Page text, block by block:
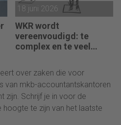
18 juni 2026
WKR wordt
vereenvoudigd: te
complex en te veel
over zaken die voor
van mkb-accountantskantoren
zijn. Schrijf je in voor de
te zijn van het laatste